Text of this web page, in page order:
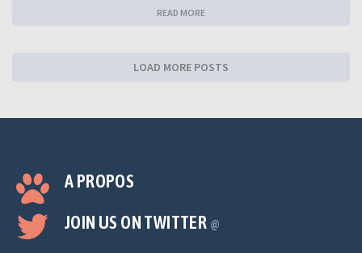
READ MORE
LOAD MORE POSTS
A PROPOS
JOIN US ON TWITTER @